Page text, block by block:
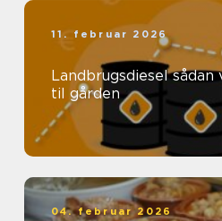
11. februar 2026
Landbrugsdiesel sådan vælger du rigtigt
til gården
04. februar 2026